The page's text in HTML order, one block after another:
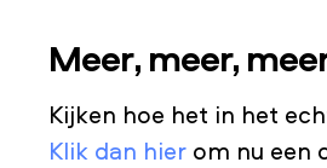
Meer, meer,
Kijken hoe het in het
Klik dan hier om nu een